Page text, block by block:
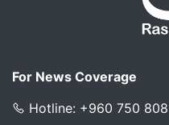
For News Coverage
Hotline: +960 750